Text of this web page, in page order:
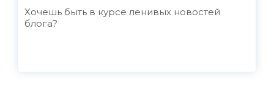
Хочешь быть в курсе ленивых новостей
блога?